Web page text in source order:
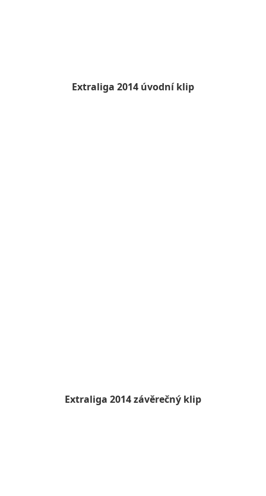
Extraliga 2014 úvodní klip
Extraliga 2014 závěrečný klip